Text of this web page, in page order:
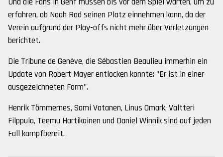
erfahren, ob Noah Rod seinen Platz einnehmen kann, da der
Verein aufgrund der Play-offs nicht mehr über Verletzungen
berichtet.
Die Tribune de Genève, die Sébastien Beaulieu immerhin ein
Update von Robert Mayer entlocken konnte: "Er ist in einer
ausgezeichneten Form".
Henrik Tömmernes, Sami Vatanen, Linus Omark, Valtteri
Filppula, Teemu Hartikainen und Daniel Winnik sind auf jeden
Fall kampfbereit.